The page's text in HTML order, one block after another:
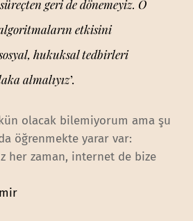
geri de dönemeyiz. O
etkisini
hukuksal tedbirleri
almalıyız’.
olacak bilemiyorum ama şu
öğrenmekte yarar var:
her zaman, internet de bize